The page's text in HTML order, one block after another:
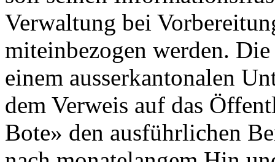
Verwaltung bei
miteinbezogen werden.
einem ausserkantonalen
dem Verweis auf das
Bote» den ausführlichen